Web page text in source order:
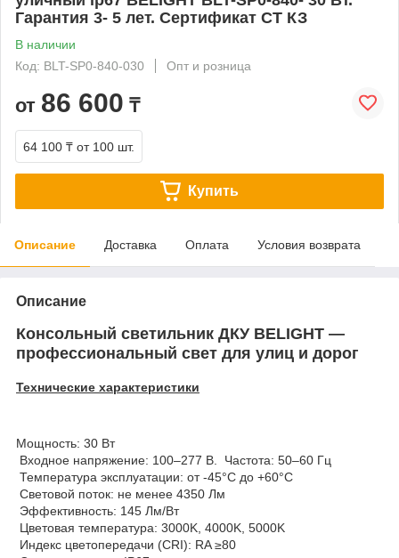
Гарантия 3- 5 лет. Сертификат СТ КЗ
В наличии
Код: BLT-SP0-840-030
Опт и розница
от 86 600 ₸
64 100 ₸ от 100 шт.
Купить
Описание Доставка Оплата Условия возврата
Описание
Консольный светильник ДКУ BELIGHT —
профессиональный свет для улиц и дорог
Технические характеристики
Мощность: 30 Вт
Входное напряжение: 100–277 В. Частота: 50–60 Гц
Температура эксплуатации: от -45°C до +60°C
Световой поток: не менее 4350 Лм
Эффективность: 145 Лм/Вт
Цветовая температура: 3000K, 4000K, 5000K
Индекс цветопередачи (CRI): RA ≥80